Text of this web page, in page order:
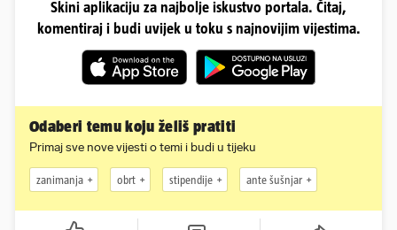
Skini aplikaciju za najbolje iskustvo portala. Čitaj,
komentiraj i budi uvijek u toku s najnovijim vijestima.
Odaberi temu koju želiš pratiti
Primaj sve nove vijesti o temi i budi u tijeku
zanimanja obrt stipendije ante šušnjar